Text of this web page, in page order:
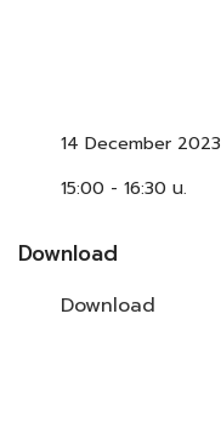
14 December 2023
15:00 - 16:30 น.
Download
Download